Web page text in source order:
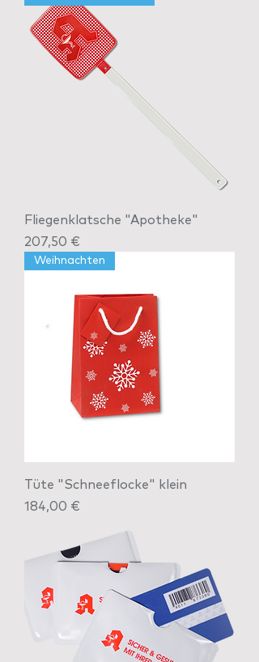
Fliegenklatsche "Apotheke"
Preis
207,50 €
Weihnachten
Tüte "Schneeflocke" klein
Preis
184,00 €